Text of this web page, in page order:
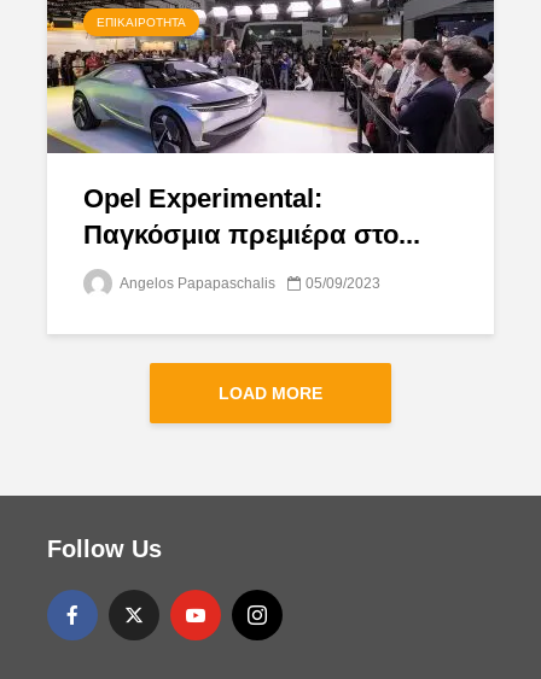
ΕΠΙΚΑΙΡΌΤΗΤΑ
Opel Experimental:
Παγκόσμια πρεμιέρα στο...
Angelos Papapaschalis 05/09/2023
LOAD MORE
Follow Us